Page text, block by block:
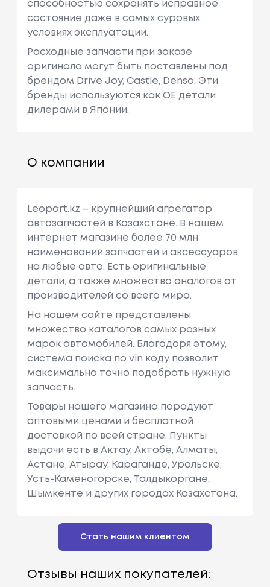
способностью сохранять исправное
состояние даже в самых суровых
условиях эксплуатации.
Расходные запчасти при заказе
оригинала могут быть поставлены под
брендом Drive Joy, Castle, Denso. Эти
бренды используются как ОЕ детали
дилерами в Японии.
О компании
Leopart.kz – крупнейший агрегатор
автозапчастей в Казахстане. В нашем
интернет магазине более 70 млн
наименований запчастей и аксессуаров
на любые авто. Есть оригинальные
детали, а также множество аналогов от
производителей со всего мира.
На нашем сайте представлены
множество каталогов самых разных
марок автомобилей. Благодоря этому,
система поиска по vin коду позволит
максимально точно подобрать нужную
запчасть.
Товары нашего магазина порадуют
оптовыми ценами и бесплатной
доставкой по всей стране. Пункты
выдачи есть в Актау, Актобе, Алматы,
Астане, Атырау, Караганде, Уральске,
Усть-Каменогорске, Талдыкоргане,
Шымкенте и других городах Казахстана.
Стать нашим клиентом
Отзывы наших покупателей: